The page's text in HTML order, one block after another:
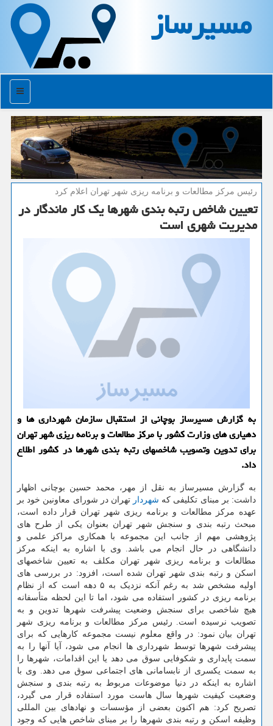
مسیرساز
منو
رئیس مركز مطالعات و برنامه ریزی شهر تهران اعلام كرد
تعیین شاخص رتبه بندی شهرها یك كار ماندگار در
مدیریت شهری است
به گزارش مسیرساز بوچانی از استقبال سازمان شهرداری ها و
دهیاری های وزارت كشور با مركز مطالعات و برنامه ریزی شهر تهران
برای تدوین وتصویب شاخصهای رتبه بندی شهرها در كشور اطلاع
داد.
به گزارش مسیرساز به نقل از مهر، محمد حسین بوچانی اظهار
داشت: بر مبنای تکلیفی که شهردار تهران در شورای معاونین خود بر
عهده مرکز مطالعات و برنامه ریزی شهر تهران قرار داده است،
مبحث رتبه بندی و سنجش شهر تهران بعنوان یکی از طرح های
پژوهشی مهم از جانب این مجموعه با همکاری مراکز علمی و
دانشگاهی در حال انجام می باشد. وی با اشاره به اینکه مرکز
مطالعات و برنامه ریزی شهر تهران مکلف به تعیین شاخصهای
اسکن و رتبه بندی شهر تهران شده است، افزود: در بررسی های
اولیه مشخص شد به رغم آنکه نزدیک به ۵ دهه است که از نظام
برنامه ریزی در کشور استفاده می شود، اما تا این لحظه متأسفانه
هیچ شاخصی برای سنجش وضعیت پیشرفت شهرها تدوین و به
تصویب نرسیده است. رئیس مرکز مطالعات و برنامه ریزی شهر
تهران بیان نمود: در واقع معلوم نیست مجموعه کارهایی که برای
پیشرفت شهرها توسط شهرداری ها انجام می شود، آیا آنها را به
سمت پایداری و شکوفایی سوق می دهد یا این اقدامات، شهرها را
به سمت یکسری از نابسامانی های اجتماعی سوق می دهد. وی با
اشاره به اینکه در دنیا موضوعات مربوط به رتبه بندی و سنجش
وضعیت کیفیت شهرها سال هاست مورد استفاده قرار می گیرد،
تصریح کرد: هم اکنون بعضی از مؤسسات و نهادهای بین المللی
وظیفه اسکن و رتبه بندی شهرها را بر مبنای شاخص هایی که وجود